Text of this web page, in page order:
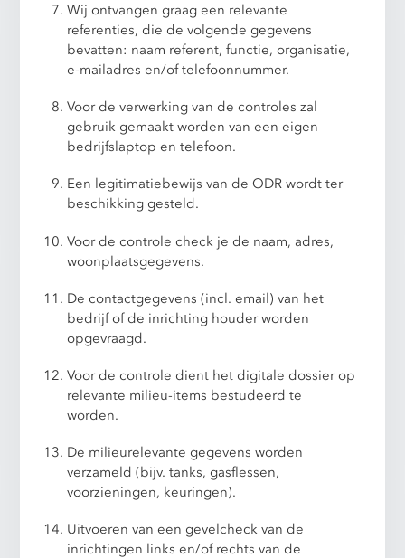
Wij ontvangen graag een relevante
referenties, die de volgende gegevens
bevatten: naam referent, functie, organisatie,
e-mailadres en/of telefoonnummer.
Voor de verwerking van de controles zal
gebruik gemaakt worden van een eigen
bedrijfslaptop en telefoon.
Een legitimatiebewijs van de ODR wordt ter
beschikking gesteld.
Voor de controle check je de naam, adres,
woonplaatsgegevens.
De contactgegevens (incl. email) van het
bedrijf of de inrichting houder worden
opgevraagd.
Voor de controle dient het digitale dossier op
relevante milieu-items bestudeerd te
worden.
De milieurelevante gegevens worden
verzameld (bijv. tanks, gasflessen,
voorzieningen, keuringen).
Uitvoeren van een gevelcheck van de
inrichtingen links en/of rechts van de